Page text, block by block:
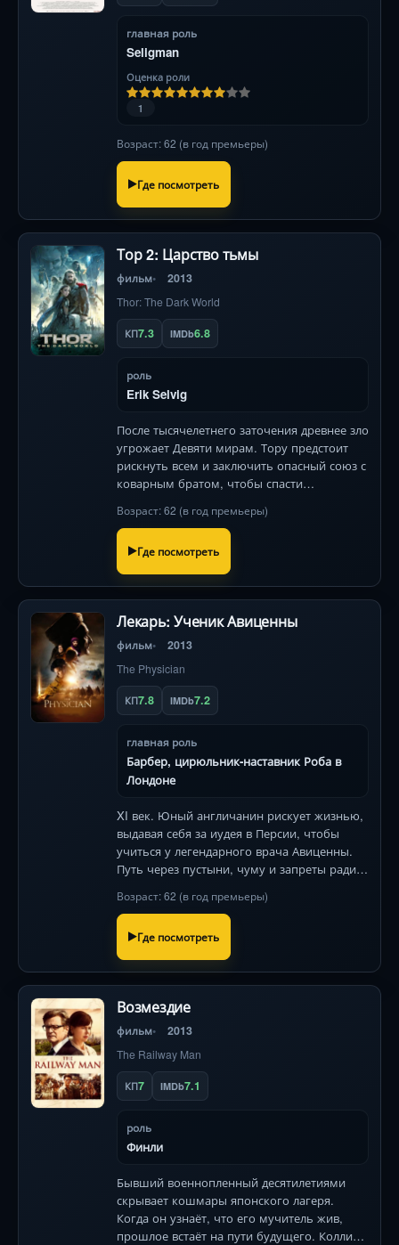
главная роль
Seligman
Оценка роли
1
Возраст: 62 (в год премьеры)
Где посмотреть
Тор 2: Царство тьмы
фильм 2013
Thor: The Dark World
КП7.3 IMDb6.8
роль
Erik Selvig
После тысячелетнего заточения древнее зло
угрожает Девяти мирам. Тору предстоит
рискнуть всем и заключить опасный союз с
коварным братом, чтобы спасти
тьму. Грандиозные битвы и неожиданные
предательства ждут!
Возраст: 62 (в год премьеры)
Где посмотреть
Лекарь: Ученик Авиценны
фильм 2013
The Physician
КП7.8 IMDb7.2
главная роль
Барбер, цирюльник-наставник Роба в
Лондоне
XI век. Юный англичанин рискует жизнью,
выдавая себя за иудея в Персии, чтобы
учиться у легендарного врача Авиценны.
Путь через пустыни, чуму и запреты ради
Возраст: 62 (в год премьеры)
Где посмотреть
Возмездие
фильм 2013
The Railway Man
КП7 IMDb7.1
роль
Финли
Бывший военнопленный десятилетиями
скрывает кошмары японского лагеря.
Когда он узнаёт, что его мучитель жив,
прошлое встаёт на пути будущего. Коллин